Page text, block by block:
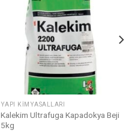
Listeme
YAPI KIMYASALLARI
Kalekim Ultrafuga Kapadokya Beji
5kg